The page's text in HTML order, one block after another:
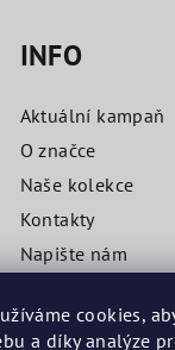
cookies,
a díky analýze
INFO
Aktuální kampaň
O značce
Naše kolekce
Kontakty
Napište nám